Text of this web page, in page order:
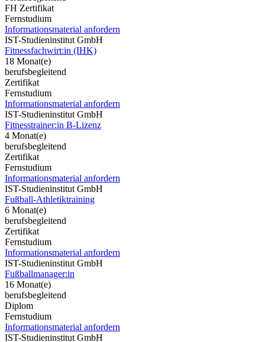
FH Zertifikat
Fernstudium
Informationsmaterial anfordern
IST-Studieninstitut GmbH
Fitnessfachwirt:in (IHK)
18 Monat(e)
berufsbegleitend
Zertifikat
Fernstudium
Informationsmaterial anfordern
IST-Studieninstitut GmbH
Fitnesstrainer:in B-Lizenz
4 Monat(e)
berufsbegleitend
Zertifikat
Fernstudium
Informationsmaterial anfordern
IST-Studieninstitut GmbH
Fußball-Athletiktraining
6 Monat(e)
berufsbegleitend
Zertifikat
Fernstudium
Informationsmaterial anfordern
IST-Studieninstitut GmbH
Fußballmanager:in
16 Monat(e)
berufsbegleitend
Diplom
Fernstudium
Informationsmaterial anfordern
IST-Studieninstitut GmbH